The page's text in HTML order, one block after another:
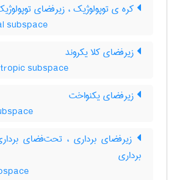
کره ی توپولوژیک ، زیرفضای
subspace
زیرفضای کلا یکروند
subspace
زیرفضای یکنواخت
زیرفضای برداری ، تحت‌فضای
برداری